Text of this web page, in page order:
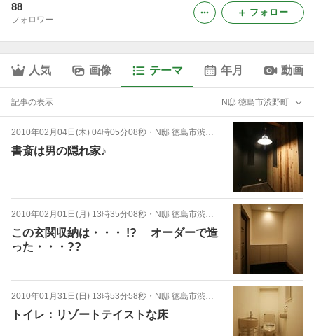
88
フォロワー
フォロー
人気 画像 テーマ 年月 動画
記事の表示 N邸 徳島市渋野町
2010年02月04日(木) 04時05分08秒 ・ N邸 徳島市渋野町
書斎は男の隠れ家♪
2010年02月01日(月) 13時35分08秒 ・ N邸 徳島市渋野町
この玄関収納は・・・ !? オーダーで造
った・・・??
2010年01月31日(日) 13時53分58秒 ・ N邸 徳島市渋野町
トイレ：リゾートテイストな床